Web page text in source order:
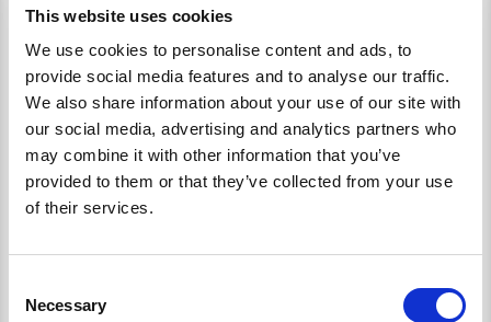
This website uses cookies
We use cookies to personalise content and ads, to
provide social media features and to analyse our traffic.
We also share information about your use of our site with
our social media, advertising and analytics partners who
may combine it with other information that you’ve
provided to them or that they’ve collected from your use
of their services.
Selection
Necessary
Seguem os sintomas desta síndrome que podem
variar de frequência e intensidade:
Dor essencialmente noturna;
Parestesias;
Diminuição de sensibilidade nos 4 dedos enervador
pelo nervo mediano (polegar, indicador, dedo
médio e metade radial do dedo anelar)
Estes sintomas surgem na sequência da
ao inchaço ou à inflamação das estruturas
circundantes, como tendões ou ligamentos. Esta
compressão pode ser causada por diversos fatores: